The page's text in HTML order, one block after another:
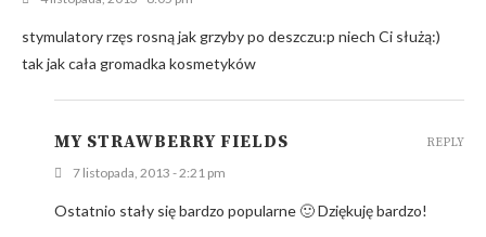
stymulatory rzęs rosną jak grzyby po deszczu:p niech Ci służą:)
tak jak cała gromadka kosmetyków
MY STRAWBERRY FIELDS
7 listopada, 2013 - 2:21 pm
Ostatnio stały się bardzo popularne 🙂 Dziękuję bardzo!
REPLY